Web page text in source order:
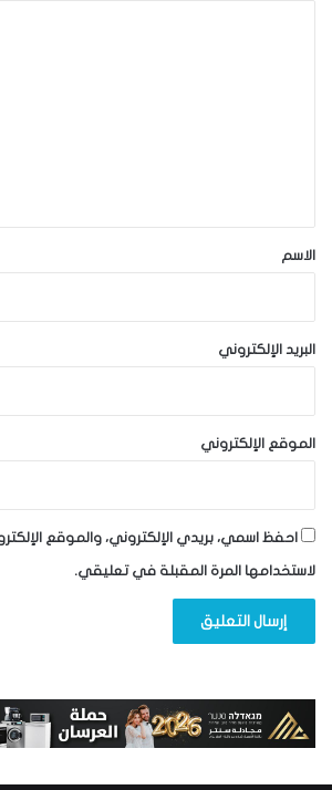
*
الاسم
البريد الإلكتروني
الموقع الإلكتروني
احفظ اسمي، بريدي الإلكتروني، والموقع
لاستخدامها المرة المقبلة في تعليقي.